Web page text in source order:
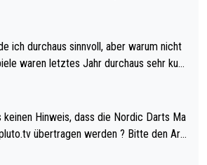
ich durchaus sinnvoll, aber warum nicht
Welt eh qualifi
automatische Qualifikation des Weltmei
J
übertragen werden ? Bitte den Arti